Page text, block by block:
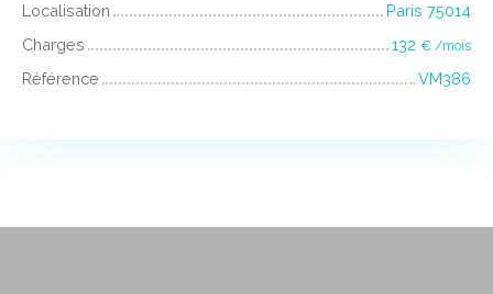
Localisation
Paris 75014
Charges
132 € /mois
Référence VM386